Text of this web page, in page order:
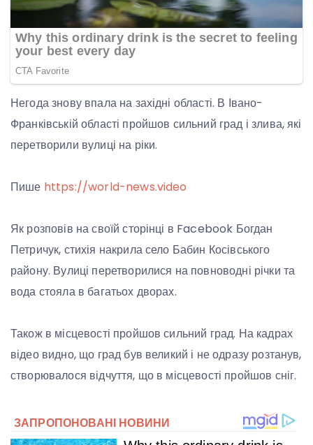
Негода знову впала на західні області. В Івано-
Франківській області пройшов сильний град і злива, які
перетворили вулиці на ріки.
Пише https://world-news.video
Як розповів на своїй сторінці в Facebook Богдан
Петричук, стихія накрила село Бабин Косівського
району. Вулиці перетворилися на повноводні річки та
вода стояла в багатьох дворах.
Також в місцевості пройшов сильний град. На кадрах
відео видно, що град був великий і не одразу розтанув,
створювалося відчуття, що в місцевості пройшов сніг.